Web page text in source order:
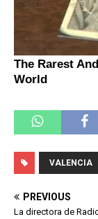
VALENCIA
PREVIOUS
La directora de